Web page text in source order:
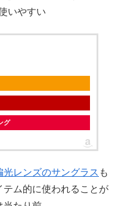
いやすい
グ
光レンズのサングラス も
ム的に使われることが